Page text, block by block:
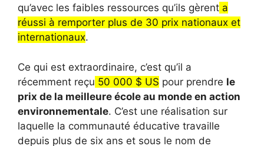
qu’avec les faibles ressources qu’ils gèrent a
réussi à remporter plus de 30 prix nationaux et
internationaux.
Ce qui est extraordinaire, c’est qu’il a
récemment reçu 50 000 $ US pour prendre le
prix de la meilleure école au monde en action
environnementale. C’est une réalisation sur
laquelle la communauté éducative travaille
depuis plus de six ans et sous le nom de